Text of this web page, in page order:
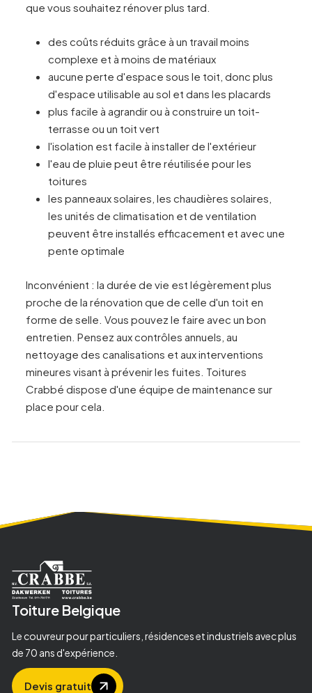
que vous souhaitez rénover plus tard.
des coûts réduits grâce à un travail moins
complexe et à moins de matériaux
aucune perte d'espace sous le toit, donc plus
d'espace utilisable au sol et dans les placards
plus facile à agrandir ou à construire un toit-
terrasse ou un toit vert
l'isolation est facile à installer de l'extérieur
l'eau de pluie peut être réutilisée pour les
toitures
les panneaux solaires, les chaudières solaires,
les unités de climatisation et de ventilation
peuvent être installés efficacement et avec une
pente optimale
Inconvénient : la durée de vie est légèrement plus
proche de la rénovation que de celle d'un toit en
forme de selle. Vous pouvez le faire avec un bon
entretien. Pensez aux contrôles annuels, au
nettoyage des canalisations et aux interventions
mineures visant à prévenir les fuites. Toitures
Crabbé dispose d'une équipe de maintenance sur
place pour cela.
Toiture Belgique
Le couvreur pour particuliers, résidences et industriels avec plus
de 70 ans d'expérience.
Devis gratuit